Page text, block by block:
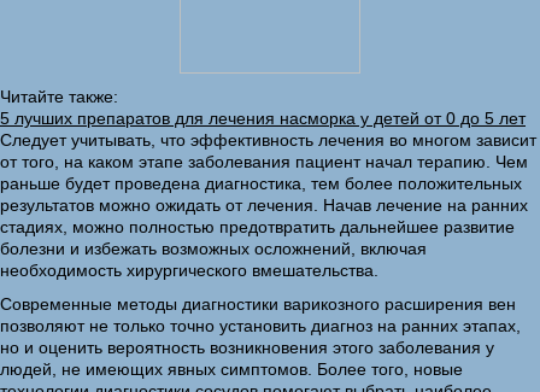
Читайте также:
5 лучших препаратов для лечения насморка у детей от 0 до 5 лет
Следует учитывать, что эффективность лечения во многом зависит
от того, на каком этапе заболевания пациент начал терапию. Чем
раньше будет проведена диагностика, тем более положительных
результатов можно ожидать от лечения. Начав лечение на ранних
стадиях, можно полностью предотвратить дальнейшее развитие
болезни и избежать возможных осложнений, включая
необходимость хирургического вмешательства.
Современные методы диагностики варикозного расширения вен
позволяют не только точно установить диагноз на ранних этапах,
но и оценить вероятность возникновения этого заболевания у
людей, не имеющих явных симптомов. Более того, новые